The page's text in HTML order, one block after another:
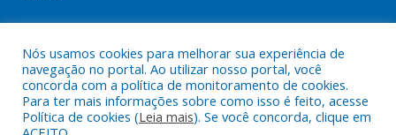
Todos os direitos reservados ao Consórcio Tapajós.
Nós usamos cookies para melhorar sua experiência de
navegação no portal. Ao utilizar nosso portal, você
concorda com a política de monitoramento de cookies.
Para ter mais informações sobre como isso é feito, acesse
Política de cookies (Leia mais). Se você concorda, clique em